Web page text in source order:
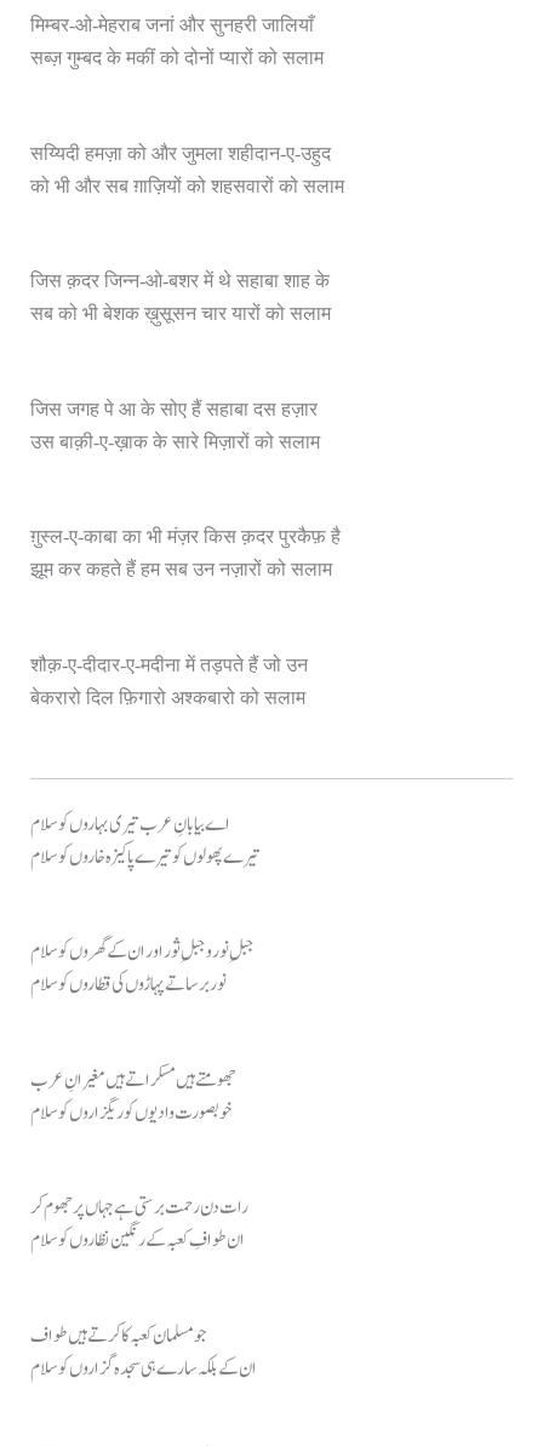
मिम्बर-ओ-मेहराब जनां और सुनहरी जालियाँ
सब्ज़ गुम्बद के मकीं को दोनों प्यारों को सलाम
सय्यिदी हमज़ा को और जुमला शहीदान-ए-उहुद
को भी और सब ग़ाज़ियों को शहसवारों को सलाम
जिस क़दर जिन्न-ओ-बशर में थे सहाबा शाह के
सब को भी बेशक ख़ुसूसन चार यारों को सलाम
जिस जगह पे आ के सोए हैं सहाबा दस हज़ार
उस बाक़ी-ए-ख़ाक के सारे मिज़ारों को सलाम
ग़ुस्ल-ए-काबा का भी मंज़र किस क़दर पुरकैफ़ है
झूम कर कहते हैं हम सब उन नज़ारों को सलाम
शौक़-ए-दीदार-ए-मदीना में तड़पते हैं जो उन
बेकरारो दिल फ़िगारो अश्कबारो को सलाम
اے بیابانِ عرب تیری بہاروں کو سلام
تیرے پھولوں کو تیرے پاکیزہ خاروں کو سلام
جبلِ نور و جبلِ ثور اور ان کے گھروں کو سلام
نور برساتے پہاڑوں کی قطاروں کو سلام
جھومتے ہیں مسکراتے ہیں مغیرانِ عرب
خوبصورت وادیوں کو ریگزاروں کو سلام
رات دن رحمت برستی ہے جہاں پر جھوم کر
ان طوافِ کعبہ کے رنگین نظاروں کو سلام
جو مسلمان کعبہ کا کرتے ہیں طواف
ان کے بلکہ سارے ہی سجدہ گزاروں کو سلام